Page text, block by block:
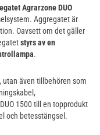
Agrarzone DUO
Aggregatet är
Oavsett om det gäller
styrs av en
.
utan även tillbehören som
1500 till en topprodukt
och betesstängsel.